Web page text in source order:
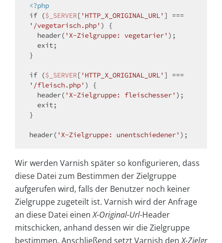
<?php
if ($_SERVER[ 'HTTP_X_ORIGINAL_URL'
'/vegetarisch.php' ) {
  header(
'X-Zielgruppe: vegetarier' );
exit;
}
if ($_SERVER[ 'HTTP_X_ORIGINAL_URL'
'/fleisch.php' ) {
  header(
'X-Zielgruppe: fleischesser' );
exit;
}
header( 'X-Zielgruppe: unentschiedener'
Wir werden Varnish später so konfigurieren, dass
diese Datei zum Bestimmen der Zielgruppe
aufgerufen wird, falls der Benutzer noch keiner
Zielgruppe zugeteilt ist. Varnish wird der Anfrage
an diese Datei einenX-Original-Url-Header
mitschicken, anhand dessen wir die Zielgruppe
bestimmen. Anschließend setzt Varnish den X-Zielgr